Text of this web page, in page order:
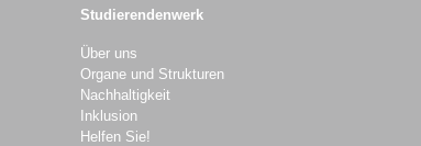
Studierendenwerk
Über uns
Organe und Strukturen
Nachhaltigkeit
Inklusion
Helfen Sie!